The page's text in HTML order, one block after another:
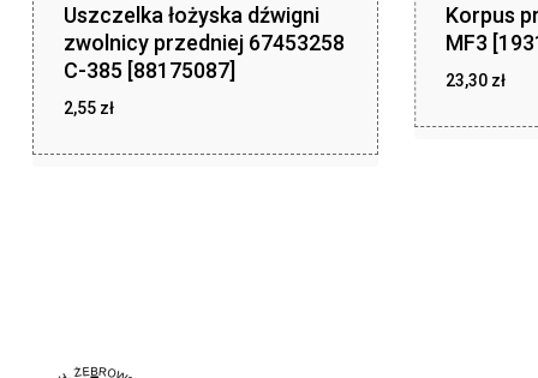
Uszczelka łożyska dźwigni
zwolnicy przedniej 67453258
C-385 [88175087]
2,55 zł
Korpus
MF3
23,30 zł